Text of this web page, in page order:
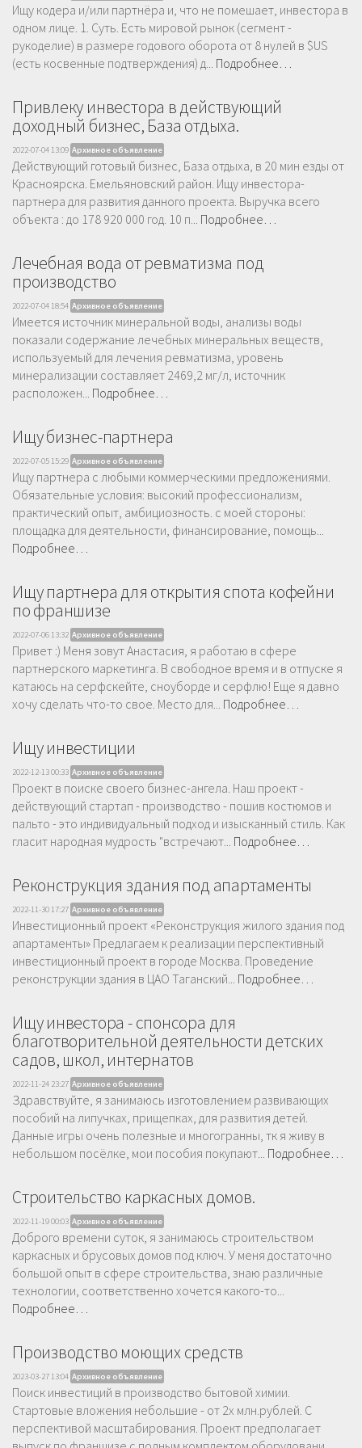
Ищу кодера и/или партнёра и, что не помешает, инвестора в
одном лице. 1. Суть. Есть мировой рынок (сегмент -
рукоделие) в размере годового оборота от 8 нулей в $US
(есть косвенные подтверждения) д... Подробнее…
Привлеку инвестора в действующий
доходный бизнес, База отдыха.
2022-07-04 13:09 Архивное объявление
Действующий готовый бизнес, База отдыха, в 20 мин езды от
Красноярска. Емельяновский район. Ищу инвестора-
партнера для развития данного проекта. Выручка всего
объекта : до 178 920 000 год. 10 п... Подробнее…
Лечебная вода от ревматизма под
производство
2022-07-04 18:54 Архивное объявление
Имеется источник минеральной воды, анализы воды
показали содержание лечебных минеральных веществ,
используемый для лечения ревматизма, уровень
минерализации составляет 2469,2 мг/л, источник
расположен... Подробнее…
Ищу бизнес-партнера
2022-07-05 15:29 Архивное объявление
Ищу партнера с любыми коммерческими предложениями.
Обязательные условия: высокий профессионализм,
практический опыт, амбициозность. с моей стороны:
площадка для деятельности, финансирование, помощь...
Подробнее…
Ищу партнера для открытия спота кофейни
по франшизе
2022-07-06 13:32 Архивное объявление
Привет :) Меня зовут Анастасия, я работаю в сфере
партнерского маркетинга. В свободное время и в отпуске я
катаюсь на серфскейте, сноуборде и серфлю! Еще я давно
хочу сделать что-то свое. Место для... Подробнее…
Ищу инвестиции
2022-12-13 00:33 Архивное объявление
Проект в поиске своего бизнес-ангела. Наш проект -
действующий стартап - производство - пошив костюмов и
пальто - это индивидуальный подход и изысканный стиль. Как
гласит народная мудрость "встречают... Подробнее…
Реконструкция здания под апартаменты
2022-11-30 17:27 Архивное объявление
Инвестиционный проект «Реконструкция жилого здания под
апартаменты» Предлагаем к реализации перспективный
инвестиционный проект в городе Москва. Проведение
реконструкции здания в ЦАО Таганский... Подробнее…
Ищу инвестора - спонсора для
благотворительной деятельности детских
садов, школ, интернатов
2022-11-24 23:27 Архивное объявление
Здравствуйте, я занимаюсь изготовлением развивающих
пособий на липучках, прищепках, для развития детей.
Данные игры очень полезные и многогранны, тк я живу в
небольшом посёлке, мои пособия покупают... Подробнее…
Строительство каркасных домов.
2022-11-19 00:03 Архивное объявление
Доброго времени суток, я занимаюсь строительством
каркасных и брусовых домов под ключ. У меня достаточно
большой опыт в сфере строительства, знаю различные
технологии, соответственно хочется какого-то...
Подробнее…
Производство моющих средств
2023-03-27 13:04 Архивное объявление
Поиск инвестиций в производство бытовой химии.
Стартовые вложения небольшие - от 2х млн.рублей. С
перспективой масштабирования. Проект предполагает